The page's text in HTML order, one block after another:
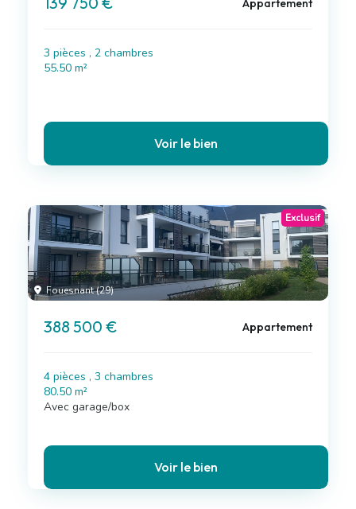
3 pièces , 2 chambres
55.50 m²
Voir le bien
Fouesnant (29)
Exclusif
388 500 € Appartement
4 pièces , 3 chambres
80.50 m²
Avec garage/box
Voir le bien